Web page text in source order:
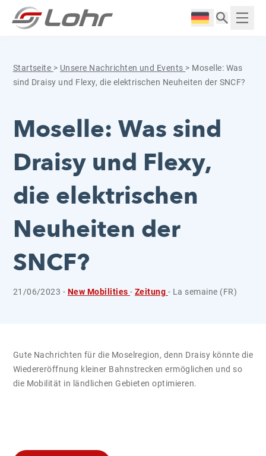
Zum Inhalt springen
Langue :
Startseite > Unsere Nachrichten und Events > Moselle: Was
sind Draisy und Flexy, die elektrischen Neuheiten der SNCF?
Moselle: Was sind
Draisy und Flexy,
die elektrischen
Neuheiten der
SNCF?
21/06/2023 - New Mobilities-Zeitung - La semaine (FR)
Gute Nachrichten für die Moselregion, denn Draisy könnte die
Wiedereröffnung kleiner Bahnstrecken ermöglichen und so
die Mobilität in ländlichen Gebieten optimieren.
Cookie-Einstellungen